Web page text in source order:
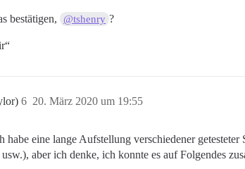
bestätigen, @tshenry ?
20. März 2020 um 19:55
6
habe eine lange Aufstellung verschiedener
aber ich denke, ich konnte es auf Folgendes